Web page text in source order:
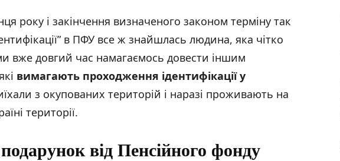
року і закінчення визначеного законом терміну так
в ПФУ все ж знайшлась людина, яка чітко
вже довгий час намагаємось довести іншим
вимагають проходження ідентифікації у
з окупованих територій і наразі проживають на
території.
від Пенсійного фонду